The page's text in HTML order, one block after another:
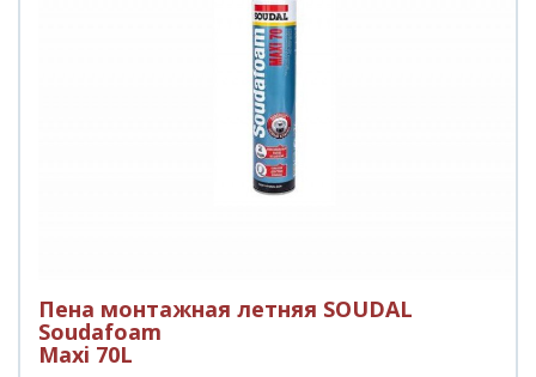
Пена монтажная летняя SOUDAL
Soudafoam
Maxi 70L